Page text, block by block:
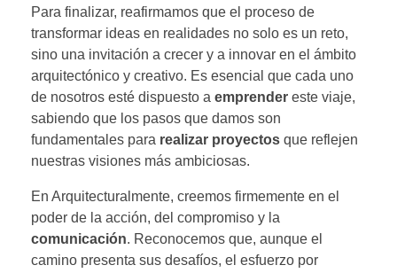
Para finalizar, reafirmamos que el proceso de
transformar ideas en realidades no solo es un reto,
sino una invitación a crecer y a innovar en el ámbito
arquitectónico y creativo. Es esencial que cada uno
de nosotros esté dispuesto a emprender este viaje,
sabiendo que los pasos que damos son
fundamentales para realizar proyectos que reflejen
nuestras visiones más ambiciosas.
En Arquitecturalmente, creemos firmemente en el
poder de la acción, del compromiso y la
comunicación. Reconocemos que, aunque el
camino presenta sus desafíos, el esfuerzo por